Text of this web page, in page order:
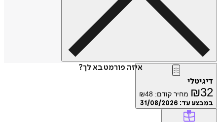
איזה פורמט בא לך?
דיגיטלי
₪32 מחיר קודם: ₪48
במבצע עד: 31/08/2026